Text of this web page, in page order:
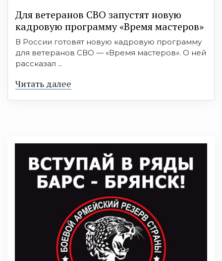
Для ветеранов СВО запустят новую
кадровую программу «Время мастеров»
В России готовят новую кадровую программу
для ветеранов СВО — «Время мастеров». О ней
рассказал ...
Читать далее